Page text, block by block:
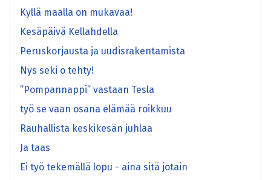
Kyllä maalla on mukavaa!
Kesäpäivä Kellahdella
Peruskorjausta ja uudisrakentamista
Nys seki o tehty!
”Pompannappi” vastaan Tesla
työ se vaan osana elämää roikkuu
Rauhallista keskikesän juhlaa
Ja taas
Ei työ tekemällä lopu - aina sitä jotain